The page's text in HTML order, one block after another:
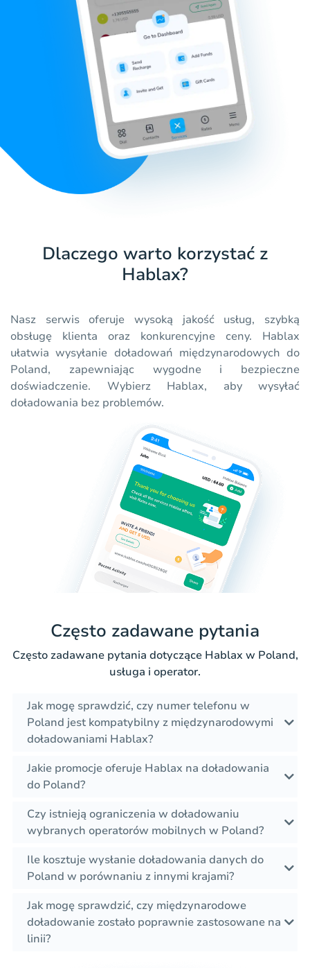
Dlaczego warto korzystać z
Hablax?
Nasz serwis oferuje wysoką jakość usług, szybką
obsługę klienta oraz konkurencyjne ceny. Hablax
ułatwia wysyłanie doładowań międzynarodowych do
Poland, zapewniając wygodne i bezpieczne
doświadczenie. Wybierz Hablax, aby wysyłać
doładowania bez problemów.
Często zadawane pytania
Często zadawane pytania dotyczące Hablax w Poland,
usługa i operator.
Jak mogę sprawdzić, czy numer telefonu w
Poland jest kompatybilny z międzynarodowymi
doładowaniami Hablax?
Jakie promocje oferuje Hablax na doładowania
do Poland?
Czy istnieją ograniczenia w doładowaniu
wybranych operatorów mobilnych w Poland?
Ile kosztuje wysłanie doładowania danych do
Poland w porównaniu z innymi krajami?
Jak mogę sprawdzić, czy międzynarodowe
doładowanie zostało poprawnie zastosowane na
linii?